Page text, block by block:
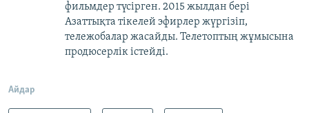
фильмдер түсірген. 2015 жылдан бері
Азаттықта тікелей эфирлер жүргізіп,
тележобалар жасайды. Телетоптың жұмысына
продюсерлік істейді.
Айдар